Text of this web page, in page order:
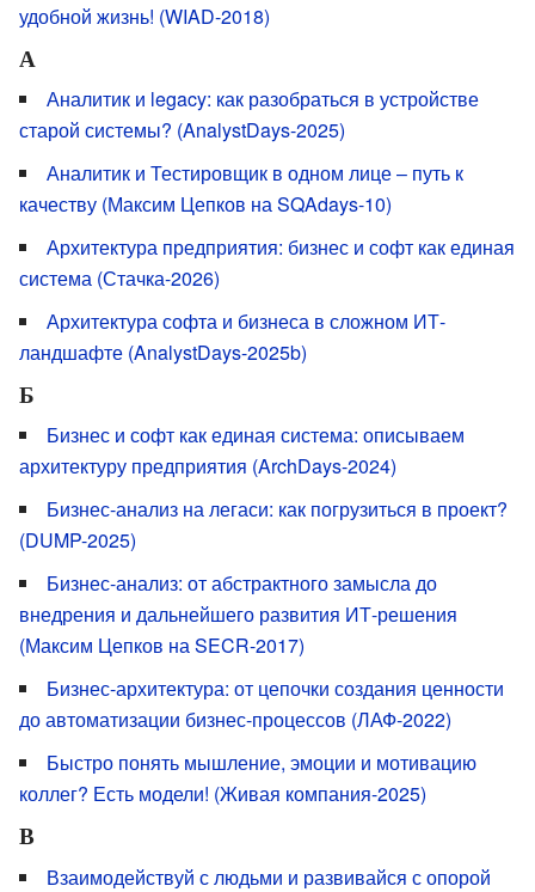
удобной жизнь! (WIAD-2018)
А
Аналитик и legacy: как разобраться в устройстве
старой системы? (AnalystDays-2025)
Аналитик и Тестировщик в одном лице – путь к
качеству (Максим Цепков на SQAdays-10)
Архитектура предприятия: бизнес и софт как единая
система (Стачка-2026)
Архитектура софта и бизнеса в сложном ИТ-
ландшафте (AnalystDays-2025b)
Б
Бизнес и софт как единая система: описываем
архитектуру предприятия (ArchDays-2024)
Бизнес-анализ на легаси: как погрузиться в проект?
(DUMP-2025)
Бизнес-анализ: от абстрактного замысла до
внедрения и дальнейшего развития ИТ-решения
(Максим Цепков на SECR-2017)
Бизнес-архитектура: от цепочки создания ценности
до автоматизации бизнес-процессов (ЛАФ-2022)
Быстро понять мышление, эмоции и мотивацию
коллег? Есть модели! (Живая компания-2025)
В
Взаимодействуй с людьми и развивайся с опорой